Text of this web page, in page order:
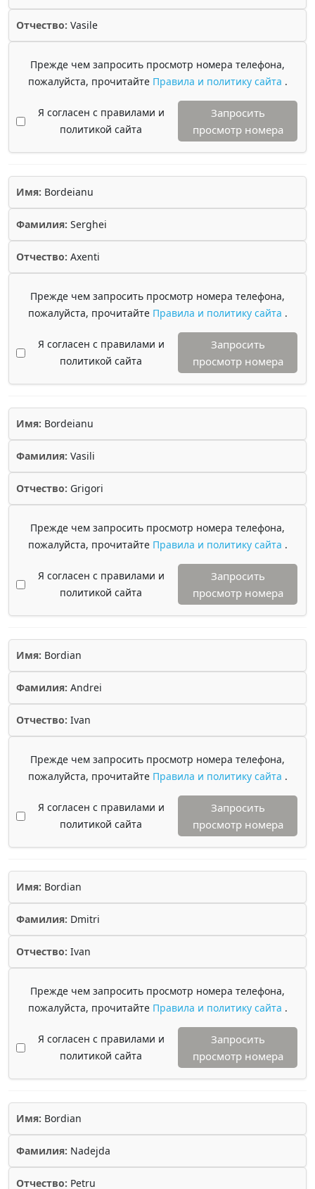
Отчество: Vasile
Прежде чем запросить просмотр номера телефона,
пожалуйста, прочитайте Правила и политику сайта .
Я согласен с правилами и
политикой сайта
Запросить
просмотр номера
Имя: Bordeianu
Фамилия: Serghei
Отчество: Axenti
Прежде чем запросить просмотр номера телефона,
пожалуйста, прочитайте Правила и политику сайта .
Я согласен с правилами и
политикой сайта
Запросить
просмотр номера
Имя: Bordeianu
Фамилия: Vasili
Отчество: Grigori
Прежде чем запросить просмотр номера телефона,
пожалуйста, прочитайте Правила и политику сайта .
Я согласен с правилами и
политикой сайта
Запросить
просмотр номера
Имя: Bordian
Фамилия: Andrei
Отчество: Ivan
Прежде чем запросить просмотр номера телефона,
пожалуйста, прочитайте Правила и политику сайта .
Я согласен с правилами и
политикой сайта
Запросить
просмотр номера
Имя: Bordian
Фамилия: Dmitri
Отчество: Ivan
Прежде чем запросить просмотр номера телефона,
пожалуйста, прочитайте Правила и политику сайта .
Я согласен с правилами и
политикой сайта
Запросить
просмотр номера
Имя: Bordian
Фамилия: Nadejda
Отчество: Petru